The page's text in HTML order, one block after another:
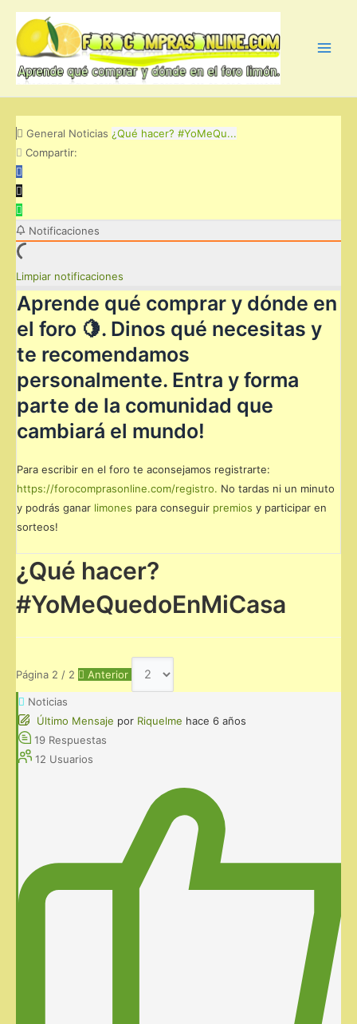
contenido
General Noticias ¿Qué hacer? #YoMeQu...
Compartir:
Notificaciones
Limpiar notificaciones
Aprende qué comprar y dónde en
el foro 🍋. Dinos qué necesitas y
te recomendamos
personalmente. Entra y forma
parte de la comunidad que
cambiará el mundo!
Para escribir en el foro te aconsejamos registrarte:
https://forocomprasonline.com/registro. No tardas ni un minuto
y podrás ganar limones para conseguir premios y participar en
sorteos!
¿Qué hacer?
#YoMeQuedoEnMiCasa
Página 2 / 2 Anterior
Noticias
Último Mensaje por Riquelme hace 6 años
19 Respuestas
12 Usuarios